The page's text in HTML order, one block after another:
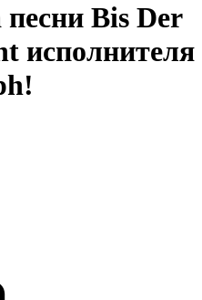
песни Bis Der
исполнителя